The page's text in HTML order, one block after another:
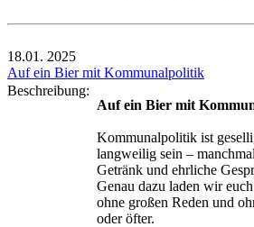
18.01. 2025
Auf ein Bier mit Kommunalpolitik
Beschreibung:
Auf ein Bier mit
Kommunalpolitik ist
langweilig sein –
Getränk und ehrliche
Genau dazu laden wir
ohne großen Reden und
oder öfter.